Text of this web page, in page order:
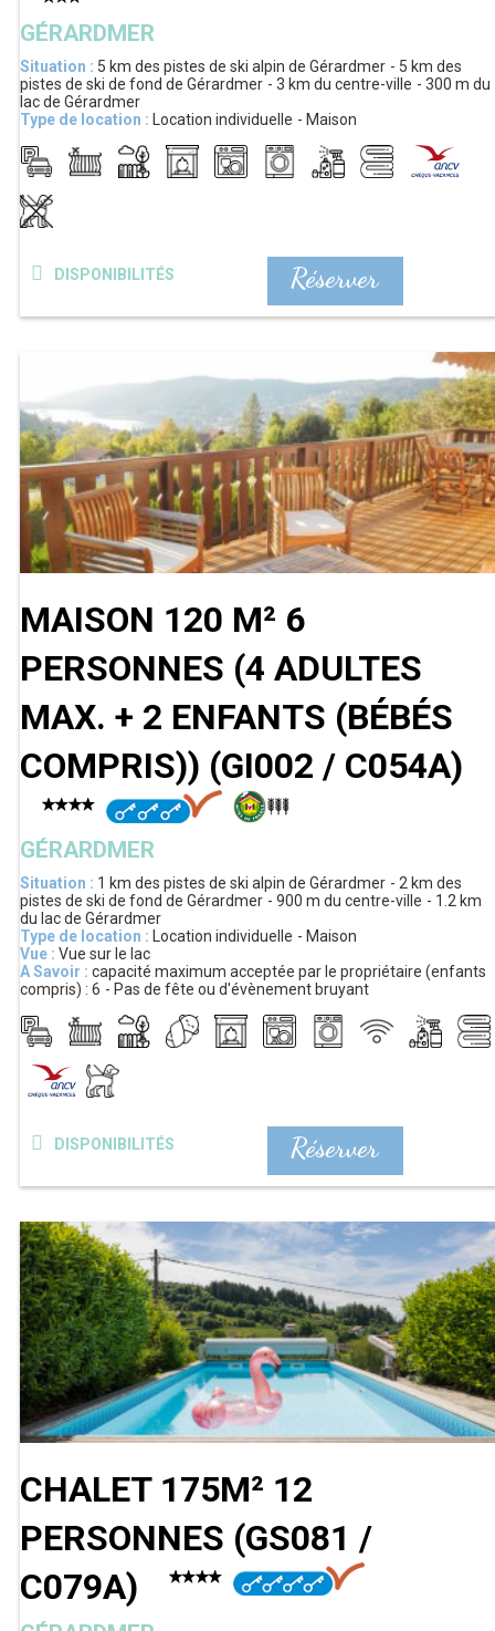
GÉRARDMER
Situation : 5 km des pistes de ski alpin de Gérardmer 5 km des
pistes de ski de fond de Gérardmer
3 km du centre-ville 300 m du
lac de Gérardmer
Type de location : Location individuelle Maison
Réserver
DISPONIBILITÉS
MAISON 120 M² 6
PERSONNES (4 ADULTES
MAX. + 2 ENFANTS (BÉBÉS
COMPRIS)) (GI002 / C054A)
GÉRARDMER
Situation : 1 km des pistes de ski alpin de Gérardmer 2 km des
pistes de ski de fond de Gérardmer
900 m du centre-ville
1.2 km
du lac de Gérardmer
Type de location : Location individuelle
Maison
Vue : Vue sur le lac
A Savoir : capacité maximum acceptée par le propriétaire (enfants
compris) : 6 Pas de fête ou d'évènement bruyant
Réserver
DISPONIBILITÉS
CHALET 175M² 12
PERSONNES (GS081 /
C079A)